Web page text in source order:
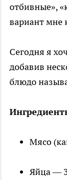
отбивные»,
вариант
Сегодня я
добавив
блюдо
Мясо
Яйца —